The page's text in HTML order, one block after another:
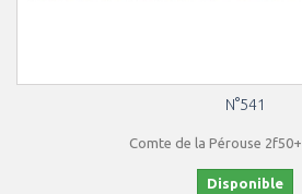
N°541
Comte de la Pérouse
Disponible